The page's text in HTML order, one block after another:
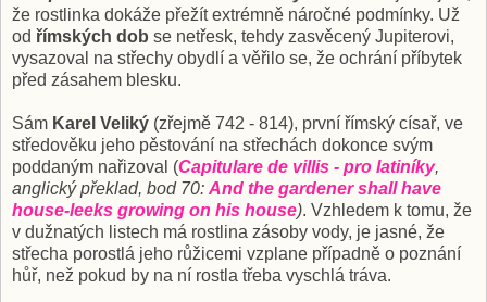
že rostlinka dokáže přežít extrémně náročné podmínky. Už
od římských dob se netřesk, tehdy zasvěcený Jupiterovi,
vysazoval na střechy obydlí a věřilo se, že ochrání příbytek
před zásahem blesku.
Sám Karel Veliký (zřejmě 742 - 814), první římský císař, ve
středověku jeho pěstování na střechách dokonce svým
poddaným nařizoval (Capitulare de villis - pro latiníky,
anglický překlad, bod 70: And the gardener shall have
house-leeks growing on his house). Vzhledem k tomu, že
v dužnatých listech má rostlina zásoby vody, je jasné, že
střecha porostlá jeho růžicemi vzplane případně o poznání
hůř, než pokud by na ní rostla třeba vyschlá tráva.